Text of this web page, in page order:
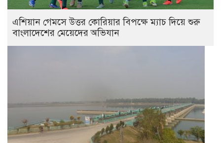
এশিয়ান গেমসে উত্তর কোরিয়ার বিপক্ষে ম্যাচ দিয়ে শুরু
বাংলাদেশের মেয়েদের অভিযান